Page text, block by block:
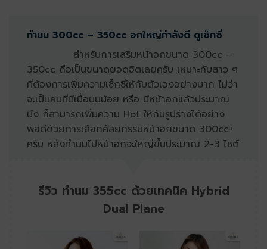
ทำนม 300cc – 350cc อกใหญ่กำลังดี ดูเซ็กซี่
สำหรับการเสริมหน้าอกขนาด 300cc –
350cc ถือเป็นขนาดยอดฮิตเลยครับ เหมาะกับสาว ๆ
ที่ต้องการเพิ่มความเซ็กซี่ให้กับตัวเองอย่างมาก ไม่ว่า
จะเป็นคนที่มีเนื้อนมน้อย หรือ มีหน้าอกแล้วประมาณ
นึง ก็สามารถเพิ่มความ Hot ให้กับรูปร่างได้อย่าง
พอดีด้วยการเลือกศัลยกรรมหน้าอกขนาด 300cc+
ครับ หลังทำนมไปหน้าอกจะใหญ่ขึ้นประมาณ 2-3 ไซต์
รีวิว ทำนม 355cc ด้วยเทคนิค Hybrid
Dual Plane